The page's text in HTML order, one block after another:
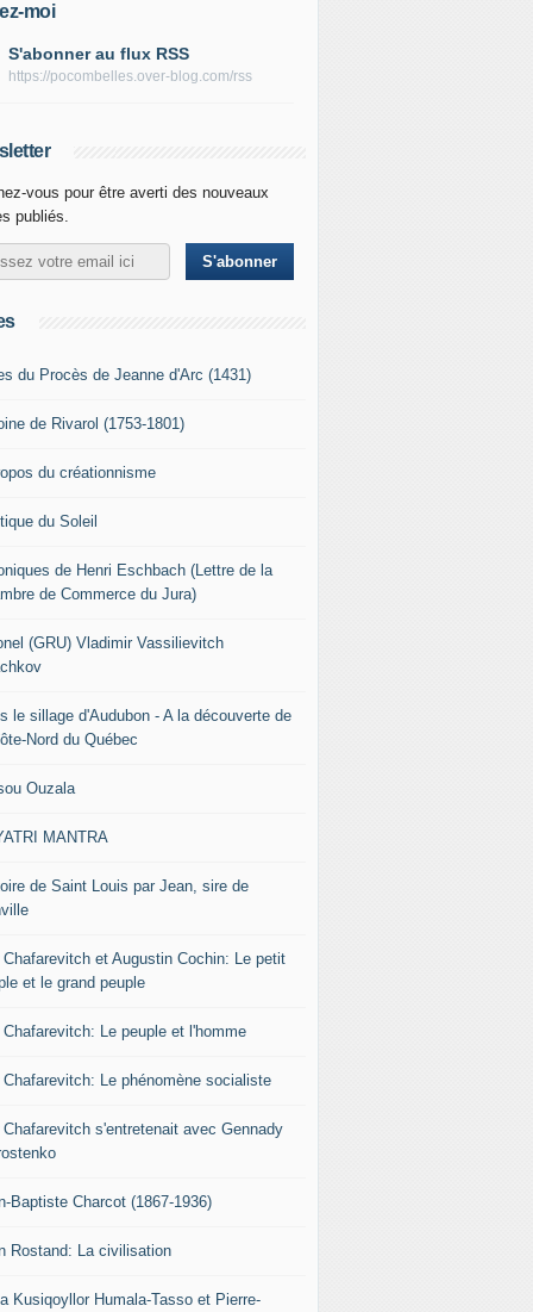
moi
S'abonner au flux RSS
https://pocombelles.over-blog.com/rss
vous pour être averti des nouveaux
publiés.
du Procès de Jeanne d'Arc (1431)
de Rivarol (1753-1801)
du créationnisme
du Soleil
de Henri Eschbach (Lettre de la
de Commerce du Jura)
(GRU) Vladimir Vassilievitch
le sillage d'Audubon - A la découverte de
Nord du Québec
Ouzala
MANTRA
de Saint Louis par Jean, sire de
Chafarevitch et Augustin Cochin: Le petit
et le grand peuple
Chafarevitch: Le peuple et l'homme
Chafarevitch: Le phénomène socialiste
Chafarevitch s'entretenait avec Gennady
Baptiste Charcot (1867-1936)
Rostand: La civilisation
Kusiqoyllor Humala-Tasso et Pierre-